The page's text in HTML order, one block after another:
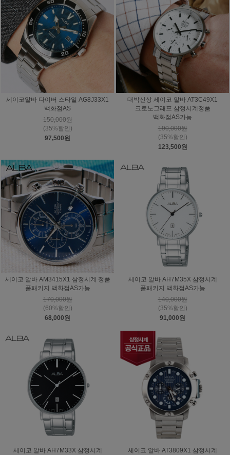
세이코알바 다이버 스타일 AG8J33X1
백화점AS
150,000원
(35%할인)
97,500원
대박신상 세이코 알바 AT3C49X1
크로노그래프 삼정시계정품
백화점AS가능
190,000원
(35%할인)
123,500원
세이코 알바 AM3415X1 삼정시계 정품
풀패키지 백화점AS가능
170,000원
(60%할인)
68,000원
세이코 알바 AH7M35X 삼정시계
풀패키지 백화점AS가능
140,000원
(35%할인)
91,000원
세이코 알바 AH7M33X 삼정시계
세이코 알바 AT3809X1 삼정시계